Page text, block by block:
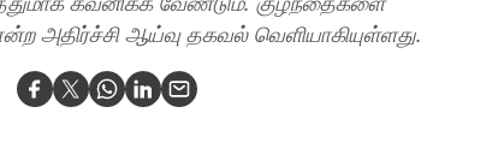
அதிர்ச்சி ஆய்வு தகவல் வெளியாகியுள்ளது.